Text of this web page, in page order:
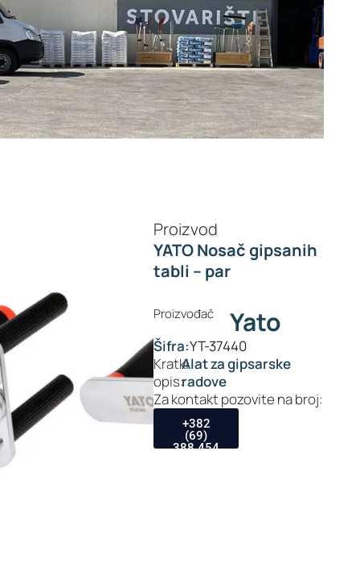
Proizvod
YATO Nosač gipsanih
tabli – par
Proizvođač Yato
Šifra:YT-37440
Kratki
opis:
Alat za gipsarske
radove
Za kontakt pozovite na broj:
+382
(69)
388 454